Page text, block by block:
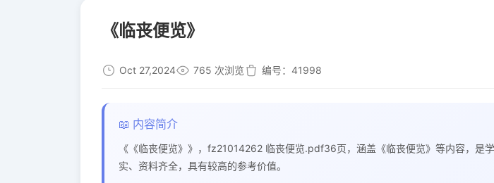
《临丧便览》
Oct 27,2024 765 次浏览 编号：41998
📖 内容简介
《《临丧便览》》，fz21014262 临丧便览.pdf36页，涵盖《临丧便览》等内容，是
实、资料齐全，具有较高的参考价值。